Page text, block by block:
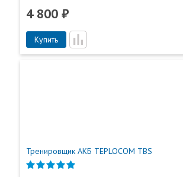
4 800 ₽
Купить
Тренировщик АКБ TEPLOCOM TBS